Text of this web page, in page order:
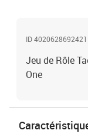
ID 4020628692421
Jeu de Rôle
One